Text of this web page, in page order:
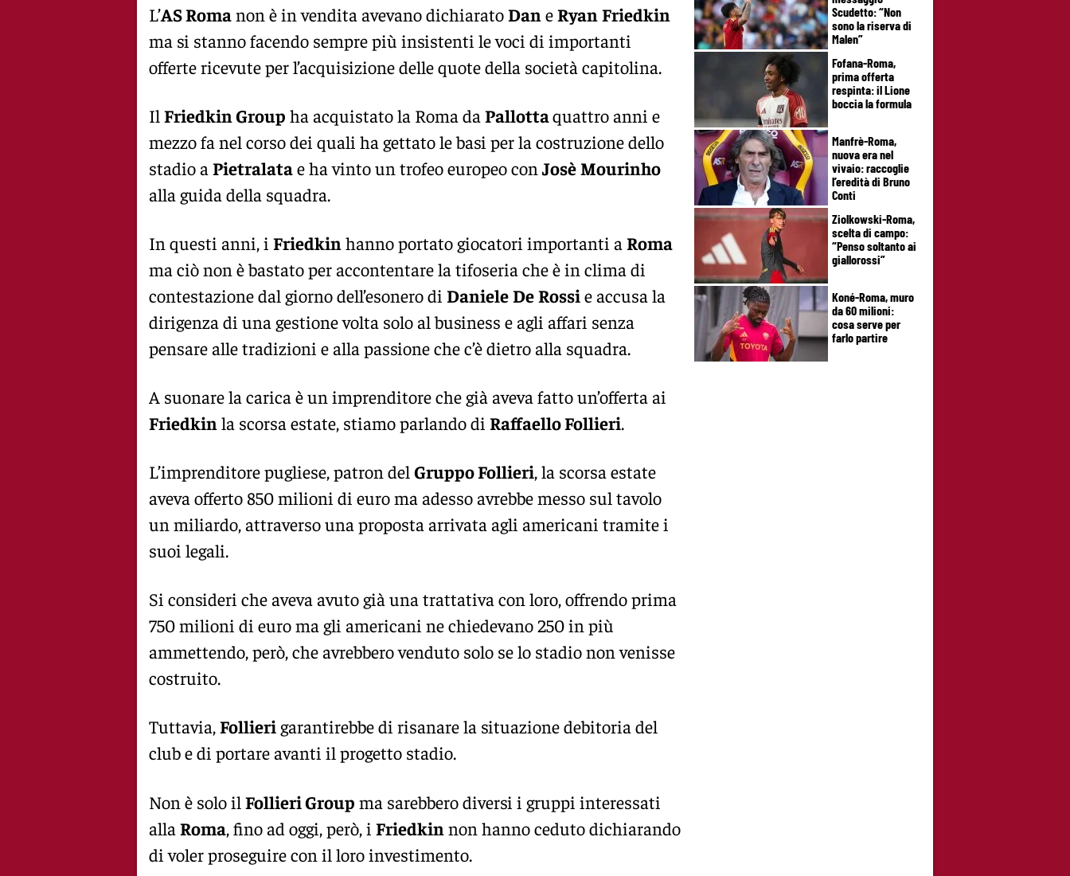
L’AS Romanon è in vendita avevano dichiaratoDaneRyanFriedkin
ma si stanno facendo sempre più insistenti le voci di importanti
offerte ricevute per l’acquisizione delle quote della società capitolina.
Il Friedkin Group ha acquistato la Roma da Pallottaquattro anni e
mezzo fa nel corso dei quali ha gettato le basi per la costruzione dello
stadio a Pietralatae ha vinto un trofeo europeo con Josè Mourinho
alla guida della squadra.
In questi anni, i Friedkinhanno portato giocatori importanti a Roma
ma ciò non è bastato per accontentare la tifoseria che è in clima di
contestazione dal giorno dell’esonero di DanieleDeRossie accusa la
dirigenza di una gestione volta solo al business e agli affari senza
pensare alle tradizioni e alla passione che c’è dietro alla squadra.
A suonare la carica è un imprenditore che già aveva fatto un’offerta ai
Friedkinla scorsa estate, stiamo parlando di Raffaello Follieri.
L’imprenditore pugliese, patron del Gruppo Follieri, la scorsa estate
aveva offerto 850 milioni di euro ma adesso avrebbe messo sul tavolo
un miliardo, attraverso una proposta arrivata agli americani tramite i
suoi legali.
Si consideri che aveva avuto già una trattativa con loro, offrendo prima
750 milioni di euro ma gli americani ne chiedevano 250 in più
ammettendo, però, che avrebbero venduto solo se lo stadio non venisse
costruito.
Tuttavia,Follierigarantirebbe di risanare la situazione debitoria del
club e di portare avanti il progetto stadio.
Non è solo il Follieri Group ma sarebbero diversi i gruppi interessati
alla Roma, fino ad oggi, però, i Friedkin non hanno ceduto dichiarando
di voler proseguire con il loro investimento.
Scudetto: “Non
sono la riserva di
Malen”
Fofana-Roma,
prima offerta
respinta: il Lione
boccia la formula
Manfrè-Roma,
nuova era nel
vivaio: raccoglie
l’eredità di Bruno
Conti
Ziolkowski-Roma,
scelta di campo:
“Penso soltanto ai
giallorossi”
Koné-Roma, muro
da 60 milioni:
cosa serve per
farlo partire